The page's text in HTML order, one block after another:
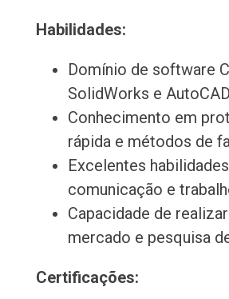
Habilidades:
Domínio de software
SolidWorks e
Conhecimento em
rápida e métodos de
Excelentes
comunicação e
Capacidade de
mercado e pesquisa
Certificações: